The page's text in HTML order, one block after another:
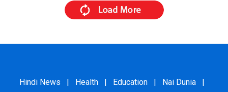
Hindi News Health Education Nai Dunia